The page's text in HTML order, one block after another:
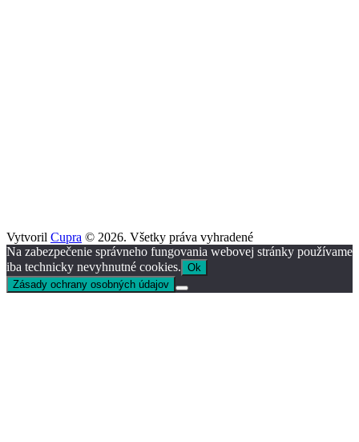
Vytvoril Cupra © 2026. Všetky práva vyhradené
Na zabezpečenie správneho fungovania webovej stránky používame
iba technicky nevyhnutné cookies. Ok
Zásady ochrany osobných údajov